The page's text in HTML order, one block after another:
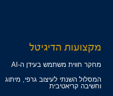
מקצועות הדיגיטל
מחקר חווית משתמש בעידן ה-AI
המסלול השנתי לעיצוב גרפי, מיתוג
וחשיבה קריאטיבית